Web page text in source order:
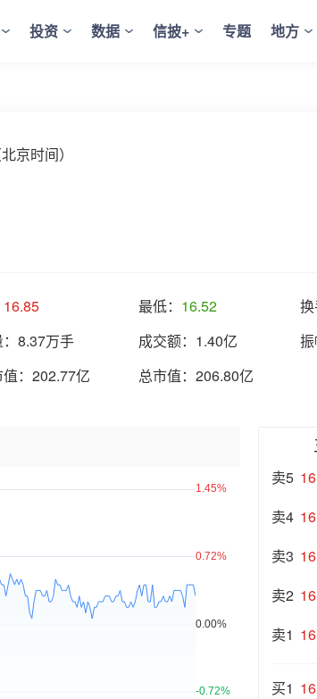
投资 数据 信披+ 专题 地方
京时间）
16.85 最低： 16.52 换
8.37万手 成交额： 1.40亿 振
： 202.77亿 总市值： 206.80亿
卖5
卖4
卖3
卖2
卖1
买1